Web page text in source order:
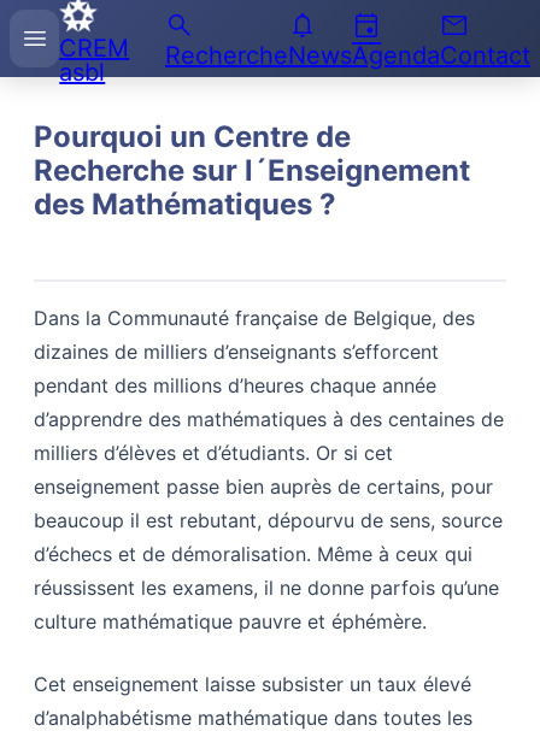
menu CREM
asbl
search
Recherche
notifications
News
event
Agenda
email
Contact
Pourquoi un Centre de
Recherche sur l´Enseignement
des Mathématiques ?
Dans la Communauté française de Belgique, des
dizaines de milliers d’enseignants s’efforcent
pendant des millions d’heures chaque année
d’apprendre des mathématiques à des centaines de
milliers d’élèves et d’étudiants. Or si cet
enseignement passe bien auprès de certains, pour
beaucoup il est rebutant, dépourvu de sens, source
d’échecs et de démoralisation. Même à ceux qui
réussissent les examens, il ne donne parfois qu’une
culture mathématique pauvre et éphémère.
Cet enseignement laisse subsister un taux élevé
d’analphabétisme mathématique dans toutes les